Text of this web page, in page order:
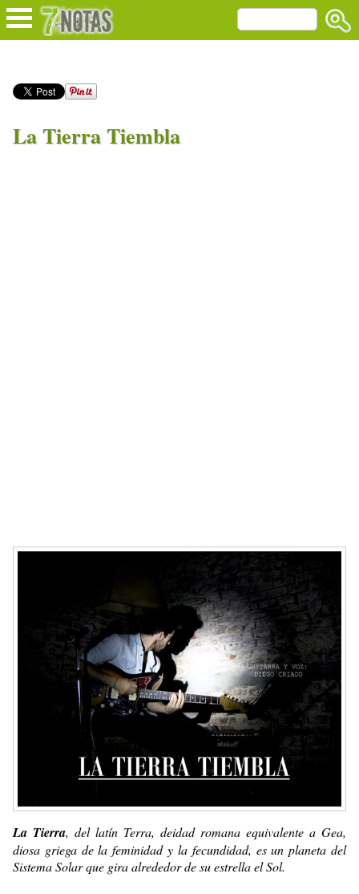
La Tierra Tiembla
La Tierra, del latín Terra, deidad romana equivalente a Gea,
diosa griega de la feminidad y la fecundidad, es un planeta del
Sistema Solar que gira alrededor de su estrella el Sol.